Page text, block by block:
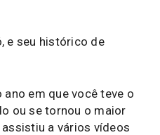
e seu histórico de
em que você teve o
ou se tornou o maior
assistiu a vários vídeos